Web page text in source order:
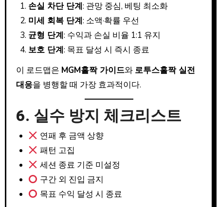
손실 차단 단계: 관망 중심, 베팅 최소화
미세 회복 단계: 소액·확률 우선
균형 단계: 수익과 손실 비율 1:1 유지
보호 단계: 목표 달성 시 즉시 종료
이 로드맵은 MGM홀짝 가이드와 로투스홀짝 실전
대응을 병행할 때 가장 효과적이다.
6. 실수 방지 체크리스트
연패 후 금액 상향
패턴 고집
세션 종료 기준 미설정
구간 외 진입 금지
목표 수익 달성 시 종료